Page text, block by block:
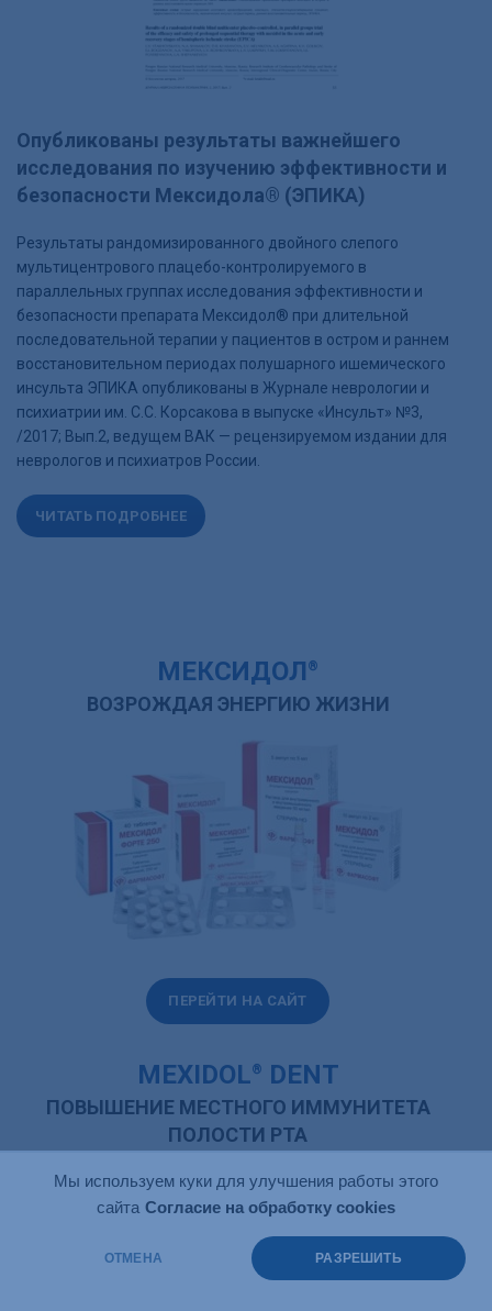
Мы используем куки для улучшения работы этого
сайта Согласие на обработку cookies
ОТМЕНА РАЗРЕШИТЬ
Опубликованы результаты важнейшего
исследования по изучению эффективности и
безопасности Мексидола® (ЭПИКА)
Результаты рандомизированного двойного слепого
мультицентрового плацебо-контролируемого в
параллельных группах исследования эффективности и
безопасности препарата Мексидол® при длительной
последовательной терапии у пациентов в остром и раннем
восстановительном периодах полушарного ишемического
инсульта ЭПИКА опубликованы в Журнале неврологии и
психиатрии им. С.С. Корсакова в выпуске «Инсульт» №3,
/2017; Вып.2, ведущем ВАК — рецензируемом издании для
неврологов и психиатров России.
ЧИТАТЬ ПОДРОБНЕЕ
МЕКСИДОЛ ®
ВОЗРОЖДАЯ ЭНЕРГИЮ ЖИЗНИ
ПЕРЕЙТИ НА САЙТ
MEXIDOL® DENT
ПОВЫШЕНИЕ МЕСТНОГО ИММУНИТЕТА
ПОЛОСТИ РТА